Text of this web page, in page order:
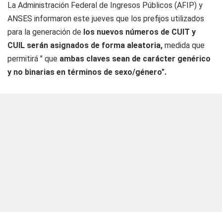
La Administración Federal de Ingresos Públicos (AFIP) y
ANSES informaron este jueves que los prefijos utilizados
para la generación de los nuevos números de CUIT y
CUIL serán asignados de forma aleatoria, medida que
permitirá " que ambas claves sean de carácter genérico
y no binarias en términos de sexo/género".